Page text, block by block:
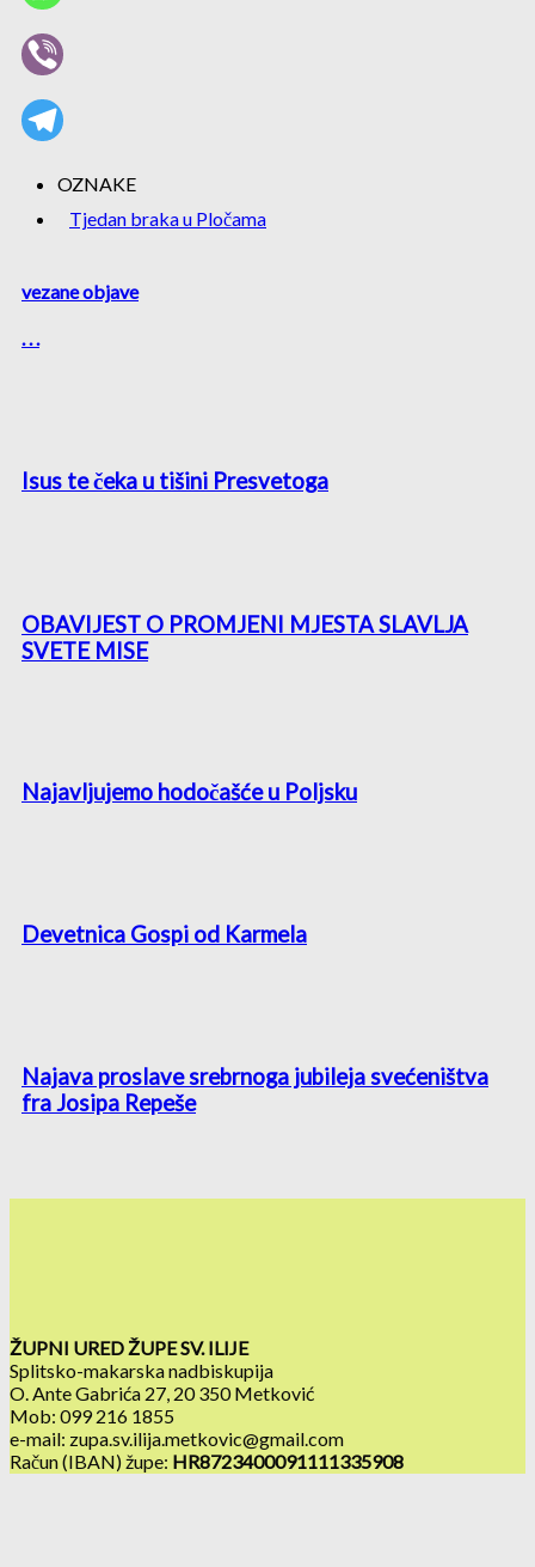
OZNAKE
Tjedan braka u Pločama
vezane objave
. . .
Isus te čeka u tišini Presvetoga
OBAVIJEST O PROMJENI MJESTA SLAVLJA
SVETE MISE
Najavljujemo hodočašće u Poljsku
Devetnica Gospi od Karmela
Najava proslave srebrnoga jubileja svećeništva
fra Josipa Repeše
ŽUPNI URED ŽUPE SV. ILIJE
Splitsko-makarska nadbiskupija
O. Ante Gabrića 27, 20 350 Metković
Mob: 099 216 1855
e-mail: zupa.sv.ilija.metkovic@gmail.com
Račun (IBAN) župe: HR8723400091111335908